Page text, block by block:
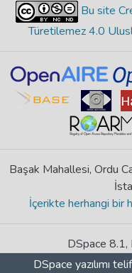
Bu site
Türetilemez 4.0
Başak Mahallesi, Ordu
İçerikte herhangi bir
DSpace
DSpace yazılımı